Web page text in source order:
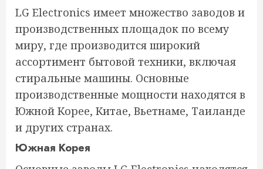
LG Electronics имеет множество заводов и
производственных площадок по всему
миру, где производится широкий
ассортимент бытовой техники, включая
стиральные машины. Основные
производственные мощности находятся в
Южной Корее, Китае, Вьетнаме, Таиланде
и других странах.
Южная Корея